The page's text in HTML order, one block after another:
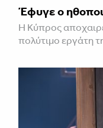
Έφυγε ο
Η Κύπρος
πολύτιμο εργάτη